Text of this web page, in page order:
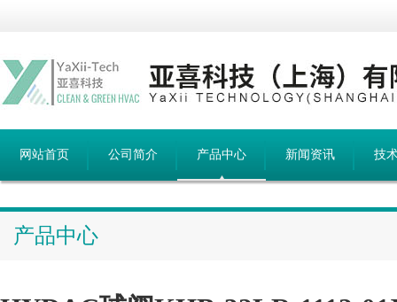
网站首页 公司简介 产品中心 新闻资讯 技
产品中心